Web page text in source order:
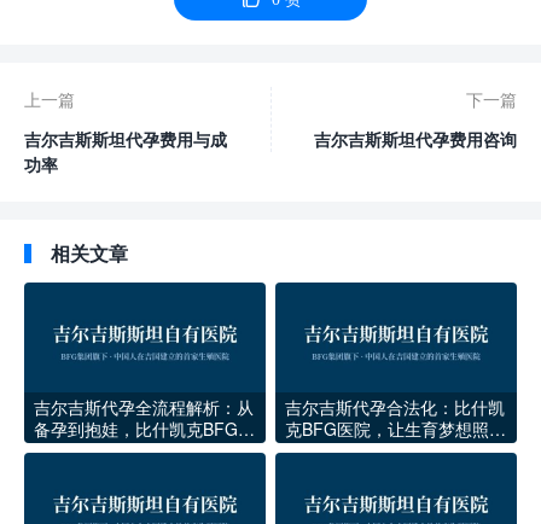
上一篇
吉尔吉斯斯坦代孕费用与成
功率
下一篇
吉尔吉斯斯坦代孕费用咨询
相关文章
吉尔吉斯代孕全流程解析：从
备孕到抱娃，比什凯克BFG医
院的真实路径
吉尔吉斯代孕合法化：比什凯
克BFG医院，让生育梦想照进
现实